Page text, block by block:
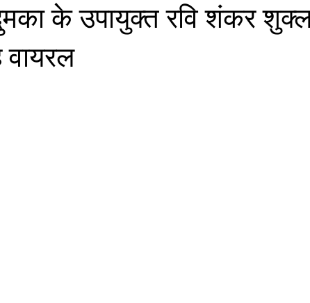
के उपायुक्त रवि शंकर
वायरल